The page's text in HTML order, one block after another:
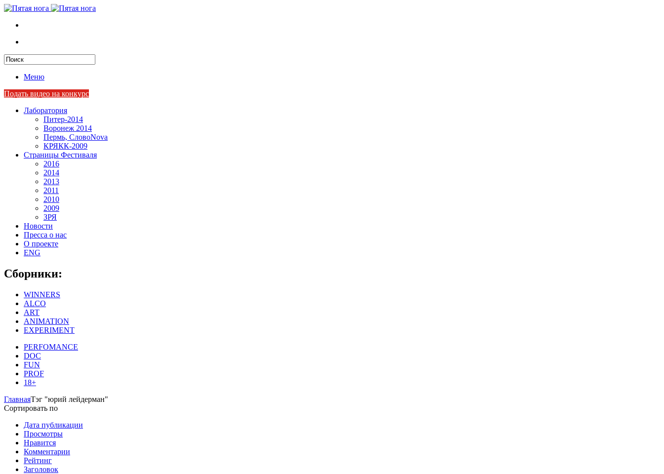
Меню
Подать видео на конкурс
Лаборатория
Питер-2014
Воронеж 2014
Пермь, СловоNova
КРЯКК-2009
Страницы Фестиваля
2016
2014
2013
2011
2010
2009
ЗРЯ
Новости
Пресса о нас
О проекте
ENG
Сборники:
WINNERS
ALCO
ART
ANIMATION
EXPERIMENT
PERFOMANCE
DOC
FUN
PROF
18+
ГлавнаяТэг "юрий лейдерман"
Сортировать по
Дата публикации
Просмотры
Нравится
Комментарии
Рейтинг
Заголовок